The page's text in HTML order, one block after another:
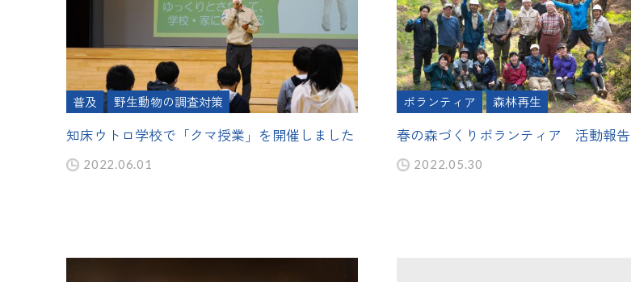
普及 野生動物の調査対策
知床ウトロ学校で「クマ授業」を開催しました
2022.06.01
ボランティア 森林再生
春の森づくりボランティア 活動報告
2022.05.30